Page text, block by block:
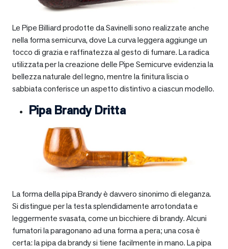
Le Pipe Billiard prodotte da Savinelli sono realizzate anche
nella forma semicurva, dove La curva leggera aggiunge un
tocco di grazia e raffinatezza al gesto di fumare. La radica
utilizzata per la creazione delle Pipe Semicurve evidenzia la
bellezza naturale del legno, mentre la finitura liscia o
sabbiata conferisce un aspetto distintivo a ciascun modello.
Pipa Brandy Dritta
La forma della pipa Brandy è davvero sinonimo di eleganza.
Si distingue per la testa splendidamente arrotondata e
leggermente svasata, come un bicchiere di brandy. Alcuni
fumatori la paragonano ad una forma a pera; una cosa è
certa: la pipa da brandy si tiene facilmente in mano. La pipa